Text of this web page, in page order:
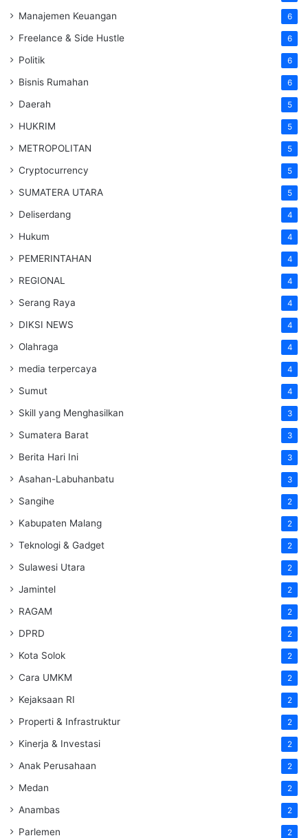
Manajemen Keuangan 6
Freelance & Side Hustle 6
Politik 6
Bisnis Rumahan 6
Daerah 5
HUKRIM 5
METROPOLITAN 5
Cryptocurrency 5
SUMATERA UTARA 5
Deliserdang 4
Hukum 4
PEMERINTAHAN 4
REGIONAL 4
Serang Raya 4
DIKSI NEWS 4
Olahraga 4
media terpercaya 4
Sumut 4
Skill yang Menghasilkan 3
Sumatera Barat 3
Berita Hari Ini 3
Asahan-Labuhanbatu 3
Sangihe 2
Kabupaten Malang 2
Teknologi & Gadget 2
Sulawesi Utara 2
Jamintel 2
RAGAM 2
DPRD 2
Kota Solok 2
Cara UMKM 2
Kejaksaan RI 2
Properti & Infrastruktur 2
Kinerja & Investasi 2
Anak Perusahaan 2
Medan 2
Anambas 2
Parlemen 2